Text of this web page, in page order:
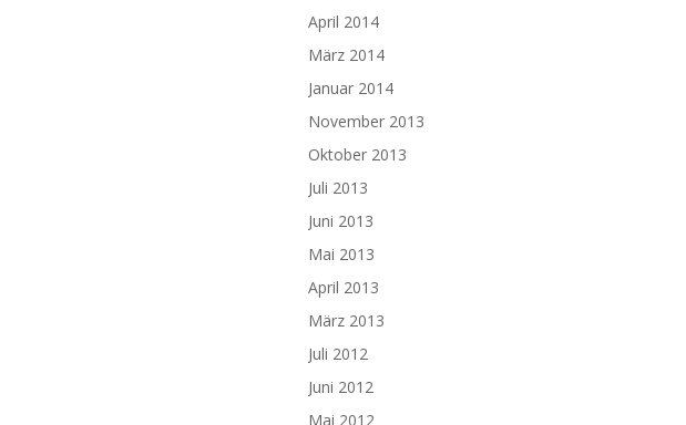
April 2014
März 2014
Januar 2014
November 2013
Oktober 2013
Juli 2013
Juni 2013
Mai 2013
April 2013
März 2013
Juli 2012
Juni 2012
Mai 2012